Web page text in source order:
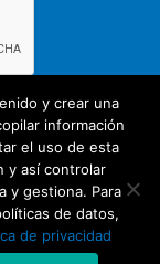
y crear una
información
el uso de esta
y así controlar
y gestiona. Para
de datos,
de privacidad